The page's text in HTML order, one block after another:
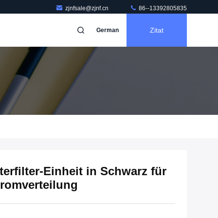
zjnfsale@zjnf.cn 86--13392805835
German Zitat
Einheit in Schwarz für